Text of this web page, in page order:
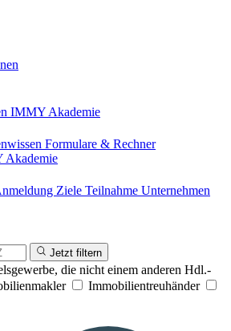
IMMY Akademie
Formulare & Rechner
Akademie
Ziele Teilnahme Unternehmen
Jetzt filtern
die nicht einem anderen Hdl.-
Immobilientreuhänder